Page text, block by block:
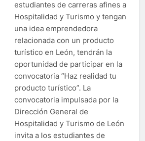
estudiantes de carreras afines a
Hospitalidad y Turismo y tengan
una idea emprendedora
relacionada con un producto
turístico en León, tendrán la
oportunidad de participar en la
convocatoria “Haz realidad tu
producto turístico”. La
convocatoria impulsada por la
Dirección General de
Hospitalidad y Turismo de León
invita a los estudiantes de